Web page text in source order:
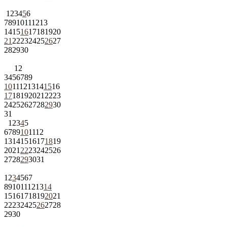
1 23456
78910111213
14151617181920
21 222324252627
282930
1 2
3456789
10111213141516
1718192021 2223
24252627282930
31
1 2345
6789101112
13141516171819
2021 2223242526
2728293031
1 234567
891011121314
15161718192021
22232425262728
2930